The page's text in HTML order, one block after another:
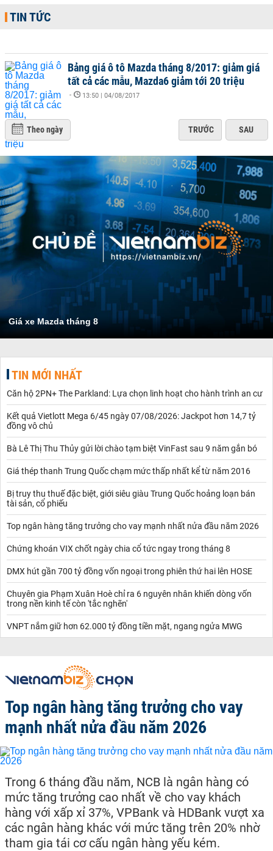
TIN TỨC
Bảng giá ô tô Mazda tháng 8/2017: giảm giá
tất cả các mẫu, Mazda6 giảm tới 20 triệu
- 13:50 | 04/08/2017
Theo ngày TRƯỚC SAU
Giá xe Mazda tháng 8
TIN MỚI NHẤT
Căn hộ 2PN+ The Parkland: Lựa chọn linh hoạt cho hành trình an cư
Kết quả Vietlott Mega 6/45 ngày 07/08/2026: Jackpot hơn 14,7 tỷ
đồng vô chủ
Bà Lê Thị Thu Thủy gửi lời chào tạm biệt VinFast sau 9 năm gắn bó
Giá thép thanh Trung Quốc chạm mức thấp nhất kể từ năm 2016
Bị truy thu thuế đặc biệt, giới siêu giàu Trung Quốc hoảng loạn bán
tài sản, cổ phiếu
Top ngân hàng tăng trưởng cho vay mạnh nhất nửa đầu năm 2026
Chứng khoán VIX chốt ngày chia cổ tức ngay trong tháng 8
DMX hút gần 700 tỷ đồng vốn ngoại trong phiên thứ hai lên HOSE
Chuyên gia Phạm Xuân Hoè chỉ ra 6 nguyên nhân khiến dòng vốn
trong nền kinh tế còn 'tắc nghẽn'
VNPT nắm giữ hơn 62.000 tỷ đồng tiền mặt, ngang ngửa MWG
Top ngân hàng tăng trưởng cho vay
mạnh nhất nửa đầu năm 2026
Trong 6 tháng đầu năm, NCB là ngân hàng có
mức tăng trưởng cao nhất về cho vay khách
hàng với xấp xỉ 37%, VPBank và HDBank vượt xa
các ngân hàng khác với mức tăng trên 20% nhờ
tham gia tái cơ cấu ngân hàng yếu kém.